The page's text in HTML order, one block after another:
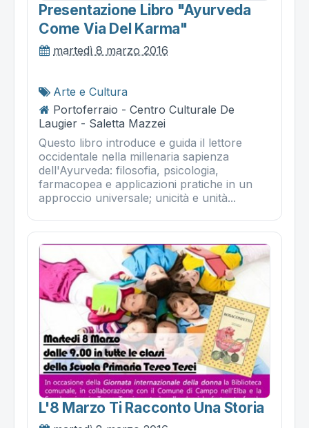
Presentazione Libro "ayurveda
Come Via Del Karma"
martedì 8 marzo 2016
Arte e Cultura
Portoferraio - Centro Culturale De
Laugier - Saletta Mazzei
Questo libro introduce e guida il lettore
occidentale nella millenaria sapienza
dell'Ayurveda: filosofia, psicologia,
farmacopea e applicazioni pratiche in un
approccio universale; unicità e unità...
L'8 Marzo Ti Racconto Una Storia